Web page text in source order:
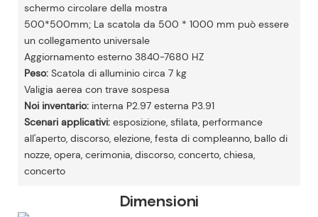
schermo circolare della mostra
500*500mm; La scatola da 500 * 1000 mm può essere
un collegamento universale
Aggiornamento esterno 3840-7680 HZ
Peso: Scatola di alluminio circa 7 kg
Valigia aerea con trave sospesa
Noi inventario: interna P2.97 esterna P3.91
Scenari applicativi: esposizione, sfilata, performance
all'aperto, discorso, elezione, festa di compleanno, ballo di
nozze, opera, cerimonia, discorso, concerto, chiesa,
concerto
Dimensioni